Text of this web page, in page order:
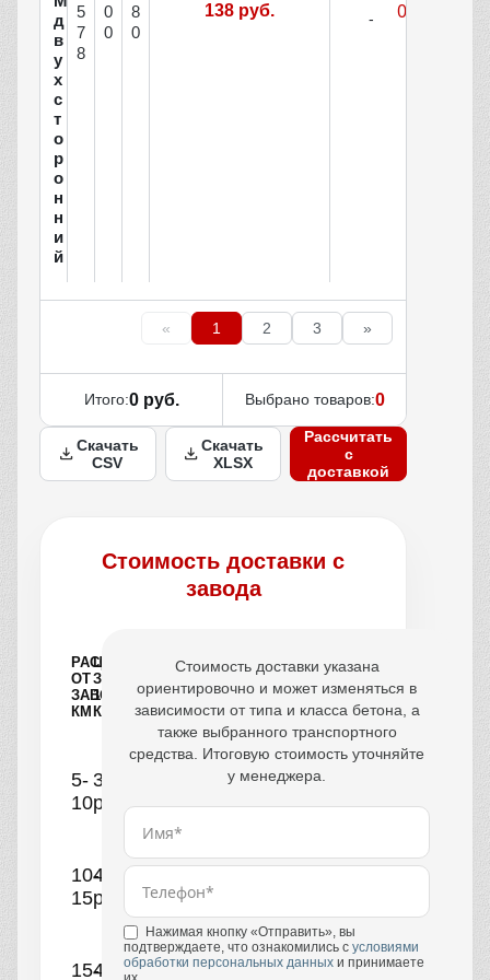
д
в
у
х
с
т
о
р
о
н
н
и
й
5
7
8
0
0
8
0
138 руб.
« 1 2 3 »
Итого:0 руб. Выбрано товаров:0
Скачать
CSV
Скачать
XLSX
Рассчитать
с
доставкой
Стоимость доставки с
завода
РАССТОЯНИЕ
ОТ
ЗАВОДА,
КМ
ЦЕНА
ЗА
1
КУБ
5-
10
390
руб.
10-
15
440
руб.
15-490
Стоимость доставки указана
ориентировочно и может изменяться в
зависимости от типа и класса бетона, а
также выбранного транспортного
средства. Итоговую стоимость уточняйте
у менеджера.
Нажимая кнопку «Отправить», вы
подтверждаете, что ознакомились с условиями
обработки персональных данных и принимаете